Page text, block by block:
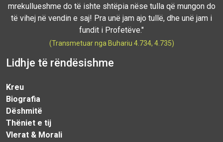
mrekullueshme do të ishte shtëpia nëse tulla që mungon do
të vihej në vendin e saj! Pra unë jam ajo tullë, dhe unë jam i
fundit i Profetëve."
(Transmetuar nga Buhariu 4.734, 4.735)
Lidhje të rëndësishme
Kreu
Biografia
Dëshmitë
Thëniet e tij
Vlerat & Morali